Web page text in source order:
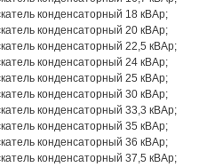
конденсаторный 18 кВАр;
конденсаторный 20 кВАр;
конденсаторный 22,5 кВАр;
конденсаторный 24 кВАр;
конденсаторный 25 кВАр;
конденсаторный 30 кВАр;
конденсаторный 33,3 кВАр;
конденсаторный 35 кВАр;
конденсаторный 36 кВАр;
конденсаторный 37,5 кВАр;